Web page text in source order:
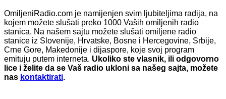
OmiljeniRadio.com je namijenjen svim ljubiteljima radija, na
kojem možete slušati preko 1000 Vaših omiljenih radio
stanica. Na našem sajtu možete slušati omiljene radio
stanice iz Slovenije, Hrvatske, Bosne i Hercegovine, Srbije,
Crne Gore, Makedonije i dijaspore, koje svoj program
emituju putem interneta. Ukoliko ste vlasnik, ili odgovorno
lice i želite da se Vaš radio ukloni sa našeg sajta, možete
nas kontaktirati.